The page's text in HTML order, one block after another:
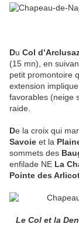
Du Col
(15 mn), en
petit promontoire
extension
favorables (neige
raide.
De la croix qui
Savoie et la
sommets des
enfilade NE La
Pointe des
Le Col et la